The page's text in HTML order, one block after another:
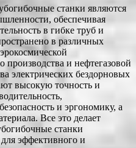
станки являются
обеспечивая
в гибке труб и
в различных
и нефтегазовой
электрических бездорновых
высокую точность и
и эргономику, а
Все это делает
станки
эффективного и